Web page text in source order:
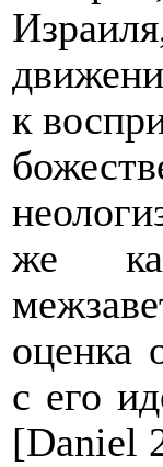
к
же
оценка
с его
[Daniel